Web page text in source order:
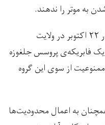
به موتر را ندهند.
گزارش آورده است که گروه طالبان در ۲۲ اکتوبر در ولایت
از کار در یک فابریکه‌ی پروسس جلغوزه
از سوی این گروه
به اعمال محدودیت‌ها